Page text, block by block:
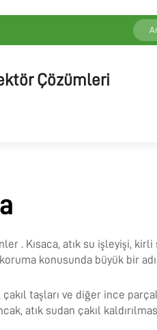
Çözümleri
. Kısaca, atık su işleyişi,
konusunda büyük bir
taşları ve diğer ince
atık sudan çakıl